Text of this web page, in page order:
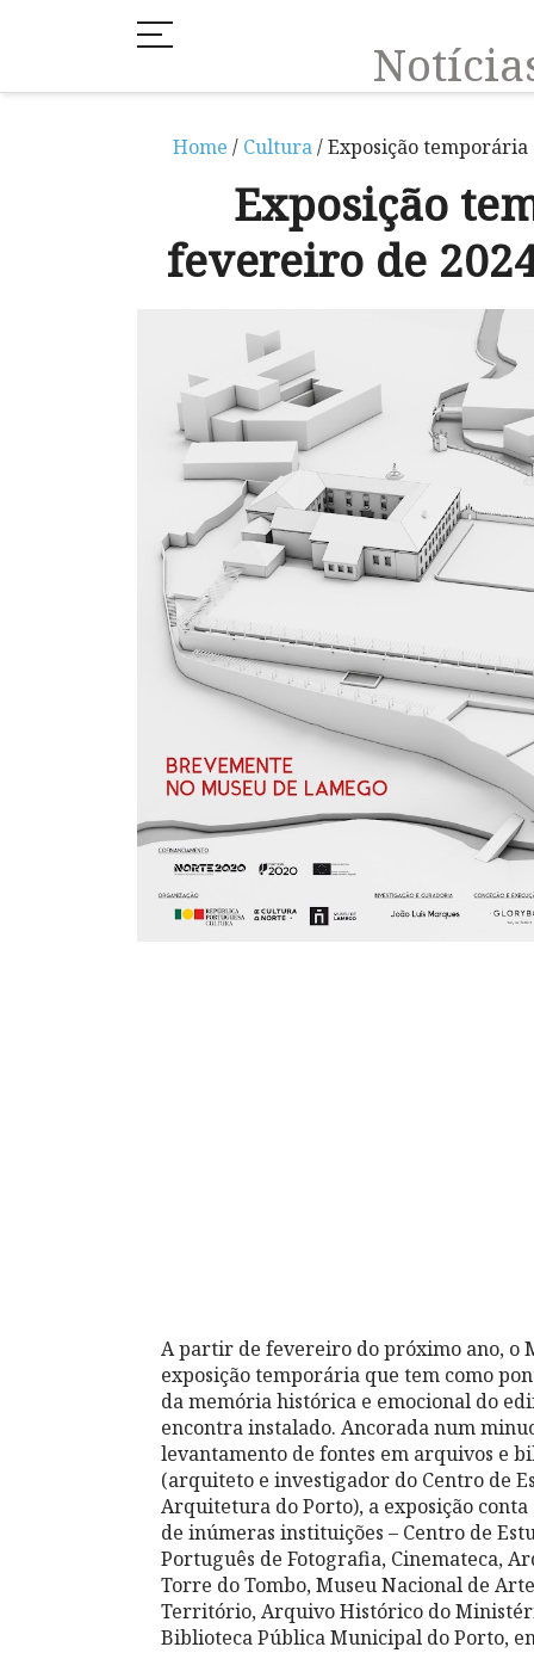
Home / Cultura/ Exposição
Exposição
fevereiro de
A partir de fevereiro do próximo ano, o
exposição temporária que tem como
da memória histórica e emocional do
encontra instalado. Ancorada num
levantamento de fontes em arquivos e
(arquiteto e investigador do Centro de
Arquitetura do Porto), a exposição conta
de inúmeras instituições – Centro de
Português de Fotografia, Cinemateca,
Torre do Tombo, Museu Nacional de
Território, Arquivo Histórico do
Biblioteca Pública Municipal do Porto,